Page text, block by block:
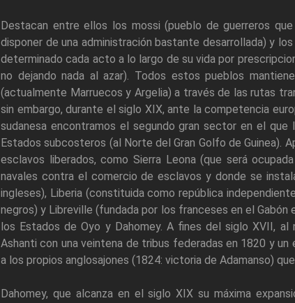
Destacan entre ellos los mossi (pueblo de guerreros
disponer de una administración bastante desarrollada) y
determinado cada acto a lo largo de su vida por
no dejando nada al azar). Todos estos pueblos
(actualmente Marruecos y Argelia) a través de las rutas
sin embargo, durante el siglo XIX, ante la competencia
sudanesa encontramos el segundo gran sector en el
Estados subcosteros (al Norte del Gran Golfo de Guinea).
esclavos liberados, como Sierra Leona (que será
navales contra el comercio de esclavos y donde se
ingleses), Liberia (constituida como república
negros) y Libreville (fundada por los franceses en el
los Estados de Oyo y Dahomey. A fines del siglo XVII,
Ashanti con una veintena de tribus federadas en 1820 y
a los propios anglosajones (1824: victoria de Adamanso)
Dahomey, que alcanza en el siglo XIX su máxima